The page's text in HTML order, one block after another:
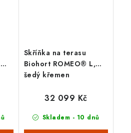
Skříňka na terasu
Biohort ROMEO® L,
šedý křemen
Skladem - 10 dnů
32 099 Kč